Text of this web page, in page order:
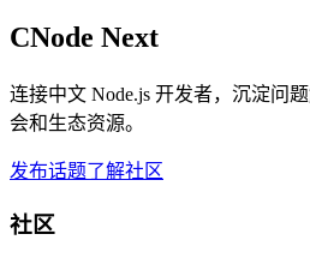
CNode Next
连接中文 Node.js 开发者，沉淀问
会和生态资源。
发布话题了解社区
社区